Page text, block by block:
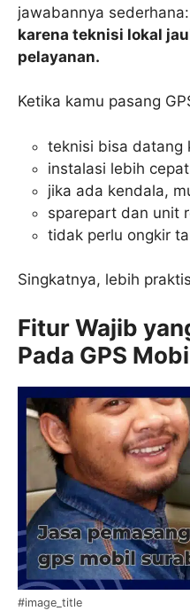
jawabannya sederhana:
karena teknisi lokal
pelayanan.
Ketika kamu pasang
teknisi bisa datang
instalasi lebih cepat
jika ada kendala,
sparepart dan unit
tidak perlu ongkir
Singkatnya, lebih
Fitur Wajib
Pada GPS
#image_title